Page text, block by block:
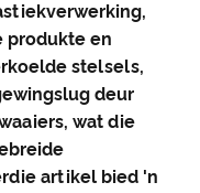
produkte en
stelsels,
deur
wat die
artikel bied 'n